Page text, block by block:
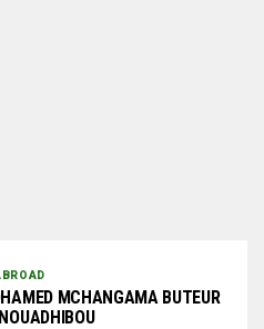
MCHANGAMA BUTEUR